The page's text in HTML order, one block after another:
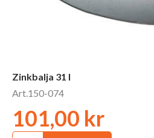
Zinkbalja 31 l
Art.150-074
101,00 kr